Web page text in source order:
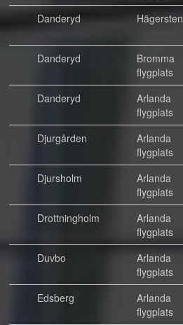
Danderyd
Hägersten
Danderyd
Bromma
flygplats
Danderyd
Arlanda
flygplats
Djurgården
Arlanda
flygplats
Djursholm
Arlanda
flygplats
Drottningholm
Arlanda
flygplats
Duvbo
Arlanda
flygplats
Edsberg
Arlanda
flygplats